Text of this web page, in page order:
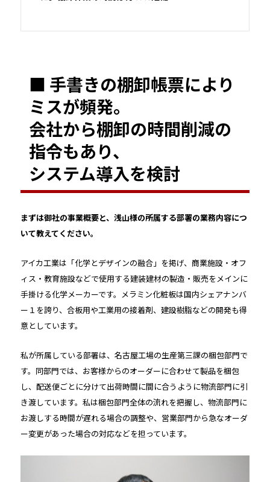
■ 手書きの棚卸帳票により
ミスが頻発。
会社から棚卸の時間削減の
指令もあり、
システム導入を検討
――まずは御社の事業概要と、浅山様の所属する部署の業務内容につ
いて教えてください。
アイカ工業は「化学とデザインの融合」を掲げ、商業施設・オフ
ィス・教育施設などで使用する建装建材の製造・販売をメインに
手掛ける化学メーカーです。メラミン化粧板は国内シェアナンバ
ー１を誇り、合板用や工業用の接着剤、建設樹脂などの開発も得
意としています。
私が所属している部署は、名古屋工場の生産第三課の梱包部門で
す。同部門では、お客様からのオーダーに合わせて製品を梱包
し、配送便ごとに分けて出荷時間に間に合うように物流部門に引
き渡しています。私は梱包部門全体の流れを把握し、物流部門に
お渡しする時間が遅れる場合の調整や、営業部門から急なオーダ
ー変更があった場合の対応などを担っています。